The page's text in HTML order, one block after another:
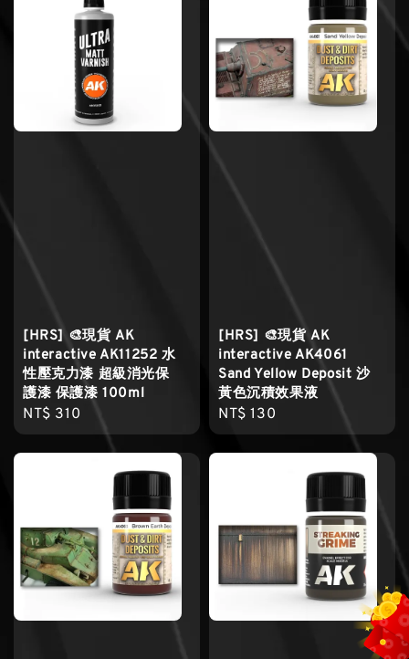
[HRS] 🎨現貨 AK
interactive AK11252 水
性壓克力漆 超級消光保
護漆 保護漆 100ml
Regular
price
NT$ 310
[HRS] 🎨現貨 AK
interactive AK4061
Sand Yellow Deposit 沙
黃色沉積效果液
Regular
price
NT$ 130